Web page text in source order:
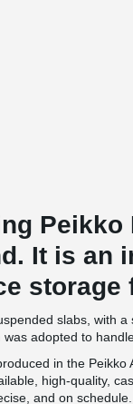
Peikko
It is an
storage
slabs, with
adopted to
in the Peikko
high-quality,
and on schedule.